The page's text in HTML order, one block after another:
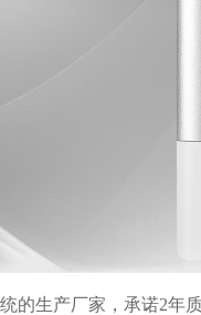
的生产厂家，承诺2年